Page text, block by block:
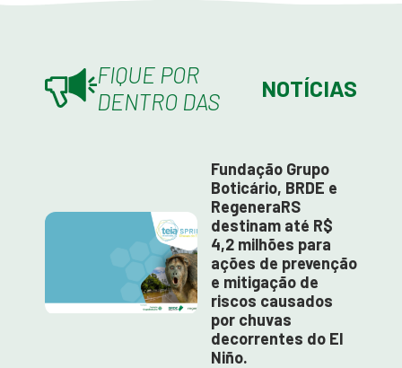
FIQUE POR
DENTRO DAS
NOTÍCIAS
Fundação Grupo
Boticário, BRDE e
RegeneraRS
destinam até R$
4,2 milhões para
ações de prevenção
e mitigação de
riscos causados
por chuvas
decorrentes do El
Niño.